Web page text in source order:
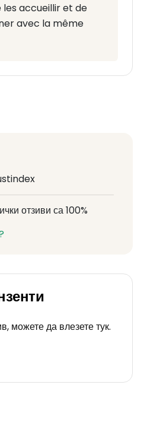
les accueillir et de
avec la même
отзиви са 100%
можете да влезете тук.